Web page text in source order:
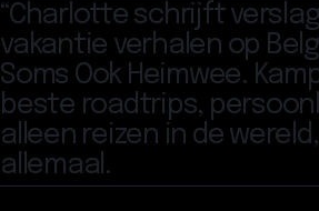
“Charlotte schrijft
vakantie verhalen op
Soms Ook Heimwee.
beste roadtrips,
alleen reizen in de
allemaal.